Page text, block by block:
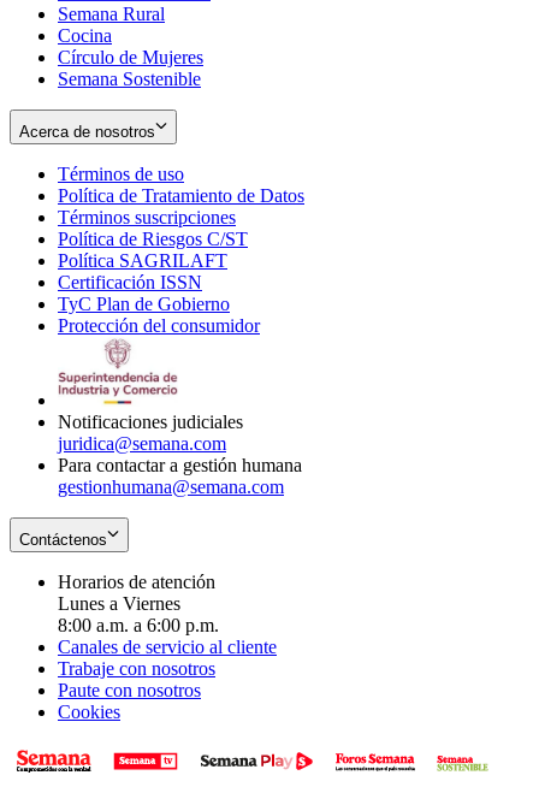
Semana Rural
Cocina
Círculo de Mujeres
Semana Sostenible
Acerca de nosotros
Términos de uso
in
new
window
Política de Tratamiento de Datos
Términos suscripciones
in
Política de Riesgos C/ST
Política SAGRILAFT
new
window
Certificación ISSN
in
new
TyC Plan de Gobierno
in
Protección del consumidorOpens
Notificaciones judiciales
juridica@semana.com
Para contactar a gestión humana
gestionhumana@semana.com
Contáctenos
Horarios de atención
Lunes a Viernes
8:00 a.m. a 6:00 p.m.
Canales de servicio al cliente
Trabaje con nosotros
Paute con nosotros
Cookies